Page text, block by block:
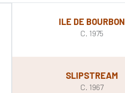
ILE DE BOURBON
C. 1975
SLIPSTREAM
C. 1967